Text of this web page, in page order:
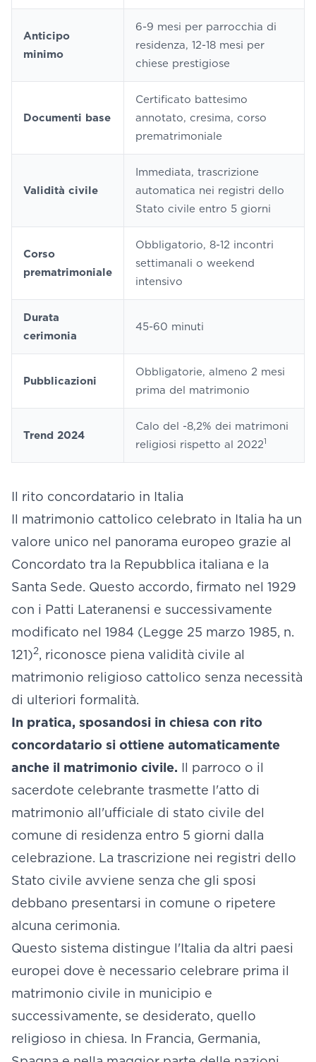
Anticipo
minimo
6-9 mesi per parrocchia di
residenza, 12-18 mesi per
chiese prestigiose
Documenti base
Certificato battesimo
annotato, cresima, corso
prematrimoniale
Validità civile
Immediata, trascrizione
automatica nei registri dello
Stato civile entro 5 giorni
Corso
prematrimoniale
Obbligatorio, 8-12 incontri
settimanali o weekend
intensivo
Durata
cerimonia
45-60 minuti
Pubblicazioni
Obbligatorie, almeno 2 mesi
prima del matrimonio
Trend 2024
Calo del -8,2% dei matrimoni
religiosi rispetto al 20221
Il rito concordatario in Italia
Il matrimonio cattolico celebrato in Italia ha un
valore unico nel panorama europeo grazie al
Concordato tra la Repubblica italiana e la
Santa Sede. Questo accordo, firmato nel 1929
con i Patti Lateranensi e successivamente
modificato nel 1984 (Legge 25 marzo 1985, n.
121)2, riconosce piena validità civile al
matrimonio religioso cattolico senza necessità
di ulteriori formalità.
In pratica, sposandosi in chiesa con rito
concordatario si ottiene automaticamente
anche il matrimonio civile. Il parroco o il
sacerdote celebrante trasmette l'atto di
matrimonio all'ufficiale di stato civile del
comune di residenza entro 5 giorni dalla
celebrazione. La trascrizione nei registri dello
Stato civile avviene senza che gli sposi
debbano presentarsi in comune o ripetere
alcuna cerimonia.
Questo sistema distingue l'Italia da altri paesi
europei dove è necessario celebrare prima il
matrimonio civile in municipio e
successivamente, se desiderato, quello
religioso in chiesa. In Francia, Germania,